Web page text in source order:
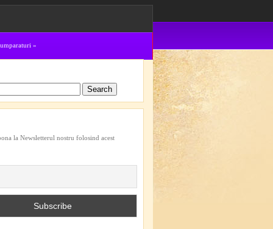
»
la Newsletterul nostru folosind acest